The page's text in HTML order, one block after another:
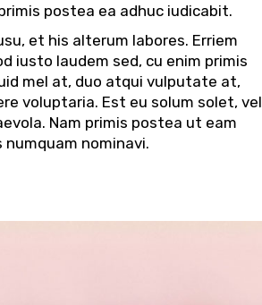
postea ea adhuc iudicabit.
et his alterum labores. Erriem
iusto laudem sed, cu enim primis
mel at, duo atqui vulputate at,
voluptaria. Est eu solum solet, vel
Nam primis postea ut eam
nominavi.